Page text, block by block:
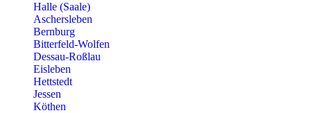
Halle (Saale)
Aschersleben
Bernburg
Bitterfeld-Wolfen
Dessau-Roßlau
Eisleben
Hettstedt
Jessen
Köthen